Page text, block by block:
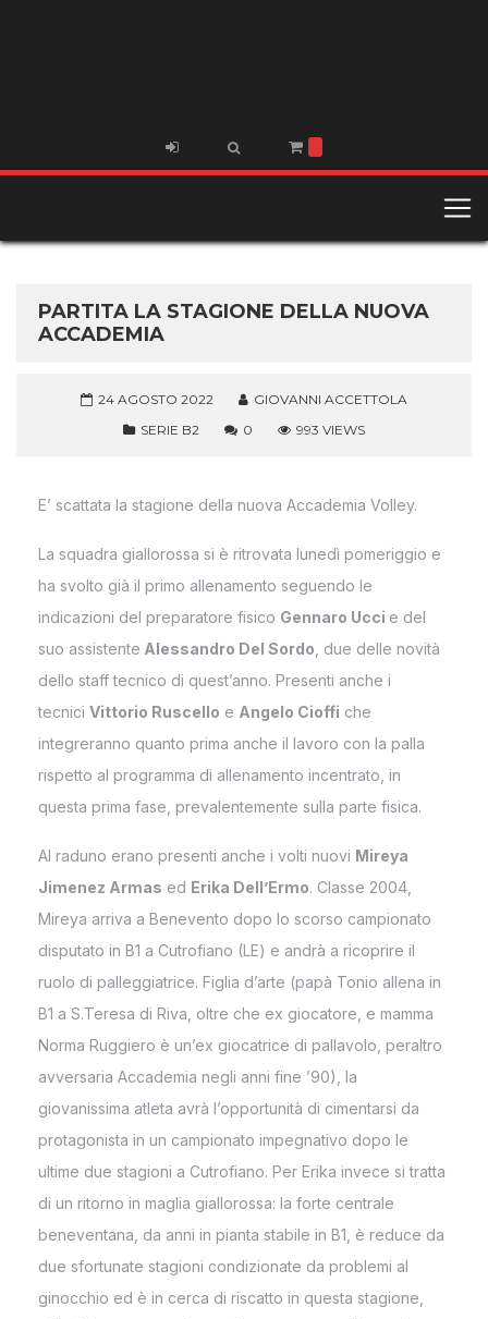
PARTITA LA STAGIONE DELLA NUOVA
ACCADEMIA
24 AGOSTO 2022
GIOVANNI ACCETTOLA
SERIE B2
0 993 VIEWS
E’ scattata la stagione della nuova Accademia Volley.
La squadra giallorossa si è ritrovata lunedì pomeriggio e
ha svolto già il primo allenamento seguendo le
indicazioni del preparatore fisico Gennaro Ucci e del
suo assistente Alessandro Del Sordo , due delle novità
dello staff tecnico di quest’anno. Presenti anche i
tecnici Vittorio Ruscello e Angelo Cioffi che
integreranno quanto prima anche il lavoro con la palla
rispetto al programma di allenamento incentrato, in
questa prima fase, prevalentemente sulla parte fisica.
Al raduno erano presenti anche i volti nuovi Mireya
Jimenez Armas ed Erika Dell’Ermo. Classe 2004,
Mireya arriva a Benevento dopo lo scorso campionato
disputato in B1 a Cutrofiano (LE) e andrà a ricoprire il
ruolo di palleggiatrice. Figlia d’arte (papà Tonio allena in
B1 a S.Teresa di Riva, oltre che ex giocatore, e mamma
Norma Ruggiero è un’ex giocatrice di pallavolo, peraltro
avversaria Accademia negli anni fine ’90), la
giovanissima atleta avrà l’opportunità di cimentarsi da
protagonista in un campionato impegnativo dopo le
ultime due stagioni a Cutrofiano. Per Erika invece si tratta
di un ritorno in maglia giallorossa: la forte centrale
beneventana, da anni in pianta stabile in B1, è reduce da
due sfortunate stagioni condizionate da problemi al
ginocchio ed è in cerca di riscatto in questa stagione,